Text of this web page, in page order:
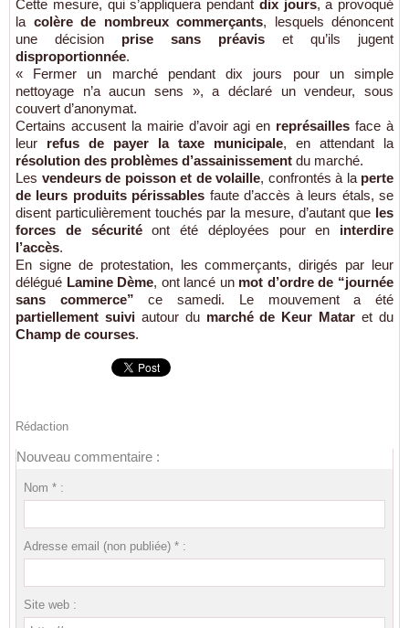
Cette mesure, qui s’appliquera pendant dix jours, a provoqué
la colère de nombreux commerçants, lesquels dénoncent
une décision prise sans préavis et qu’ils jugent
disproportionnée.
« Fermer un marché pendant dix jours pour un simple
nettoyage n’a aucun sens », a déclaré un vendeur, sous
couvert d’anonymat.
Certains accusent la mairie d’avoir agi en représailles face à
leur refus de payer la taxe municipale, en attendant la
résolution des problèmes d’assainissement du marché.
Les vendeurs de poisson et de volaille, confrontés à la perte
de leurs produits périssables faute d’accès à leurs étals, se
disent particulièrement touchés par la mesure, d’autant que les
forces de sécuritéont été déployées pour en interdire
l’accès.
En signe de protestation, les commerçants, dirigés par leur
délégué Lamine Dème, ont lancé un mot d’ordre de “journée
sans commerce” ce samedi. Le mouvement a été
partiellement suiviautour du marché de Keur Matar et du
Champ de courses.
Rédaction
Nouveau commentaire :
Nom * :
Adresse email (non publiée) * :
Site web :